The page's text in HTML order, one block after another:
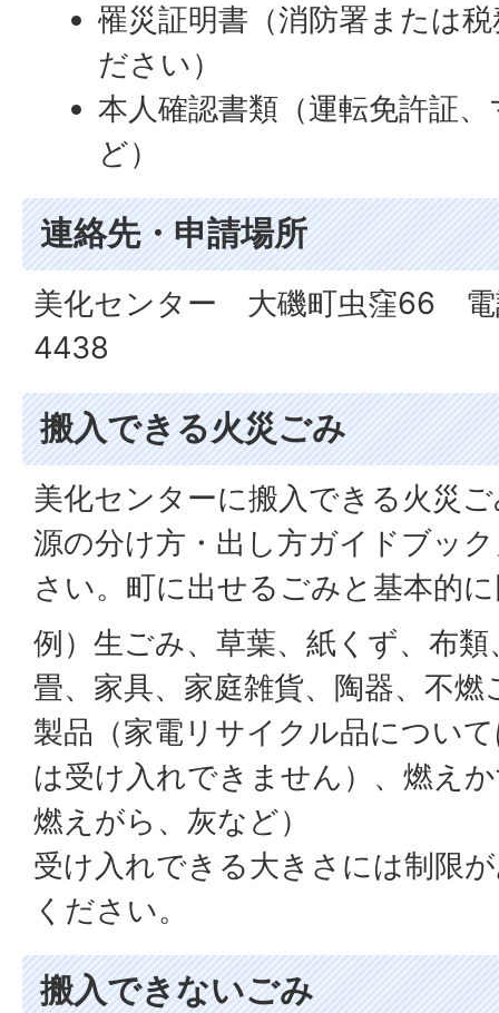
罹災証明書（消防署または
ださい）
本人確認書類（運転免許証
ど）
連絡先・申請場所
美化センター 大磯町虫窪66
4438
搬入できる火災ごみ
美化センターに搬入できる火災
源の分け方・出し方ガイドブッ
さい。町に出せるごみと基本的
例）生ごみ、草葉、紙くず、布
畳、家具、家庭雑貨、陶器、不
製品（家電リサイクル品につい
は受け入れできません）、燃え
燃えがら、灰など）
受け入れできる大きさには制限
ください。
搬入できないごみ